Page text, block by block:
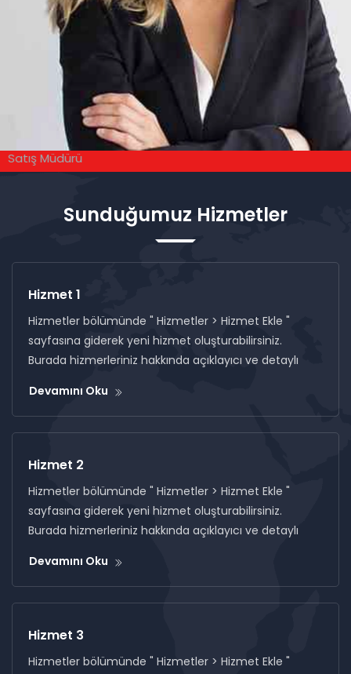
Hale ÜSTÜN
Satış Müdürü
Sunduğumuz Hizmetler
Hizmet 1
Hizmetler bölümünde " Hizmetler > Hizmet Ekle "
sayfasına giderek yeni hizmet oluşturabilirsiniz.
Burada hizmerleriniz hakkında açıklayıcı ve detaylı
Devamını Oku
Hizmet 2
Hizmetler bölümünde " Hizmetler > Hizmet Ekle "
sayfasına giderek yeni hizmet oluşturabilirsiniz.
Burada hizmerleriniz hakkında açıklayıcı ve detaylı
Devamını Oku
Hizmet 3
Hizmetler bölümünde " Hizmetler > Hizmet Ekle "